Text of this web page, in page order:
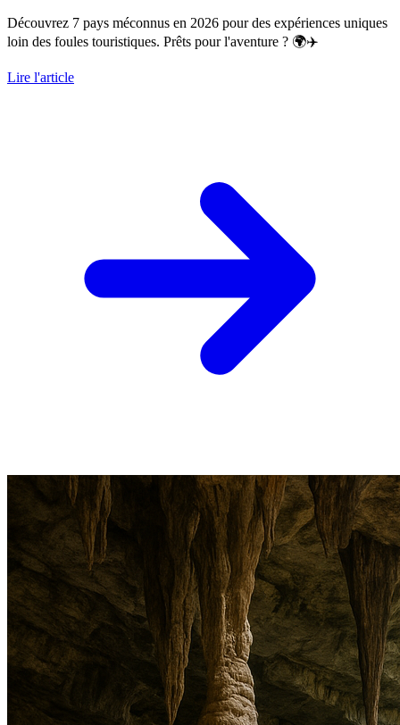
Découvrez 7 pays méconnus en 2026 pour des expériences uniques
loin des foules touristiques. Prêts pour l'aventure ? 🌍✈️
Lire l'article